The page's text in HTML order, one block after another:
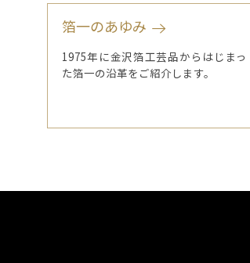
箔一のあゆみ
1975年に金沢箔工芸品からはじまっ
た箔一の沿革をご紹介します。